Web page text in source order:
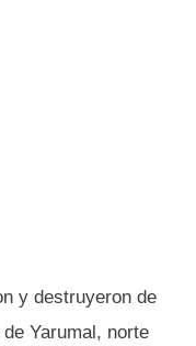
y destruyeron de
Yarumal, norte